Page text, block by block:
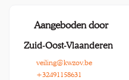
Aangeboden door
Zuid-Oost-Vlaanderen
veiling@kwzov.be
+32491158631